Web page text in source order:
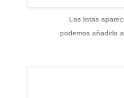
Las listas
podemos añadirlo